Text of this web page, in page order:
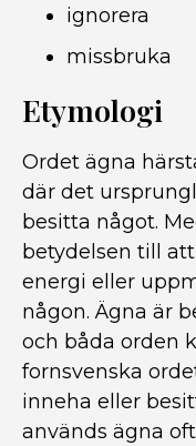
ignorera
missbruka
Etymologi
Ordet ägna
där det
besitta något.
betydelsen till
energi eller
någon. Ägna är
och båda orden
fornsvenska
inneha eller
används ägna